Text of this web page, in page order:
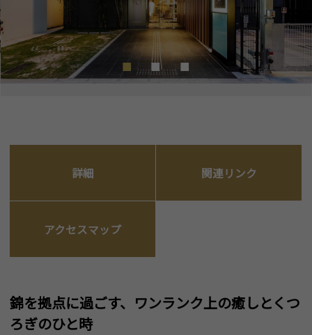
詳細 関連リンク
アクセスマップ
錦を拠点に過ごす、ワンランク上の癒しとくつ
ろぎのひと時